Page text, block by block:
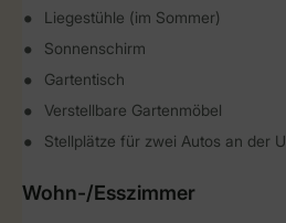
Liegestühle (im Sommer)
Sonnenschirm
Gartentisch
Verstellbare Gartenmöbel
Stellplätze für zwei Autos an der
Wohn-/Esszimmer